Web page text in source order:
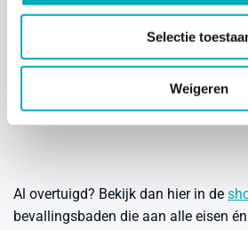
Selectie
Weigeren
Al overtuigd? Bekijk dan hier in de
bevallingsbaden die aan alle eisen